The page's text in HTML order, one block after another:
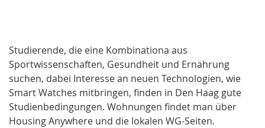
Studierende, die eine Kombinationa aus
Sportwissenschaften, Gesundheit und Ernährung
suchen, dabei Interesse an neuen Technologien, wie
Smart Watches mitbringen, finden in Den Haag gute
Studienbedingungen. Wohnungen findet man über
Housing Anywhere und die lokalen WG-Seiten.